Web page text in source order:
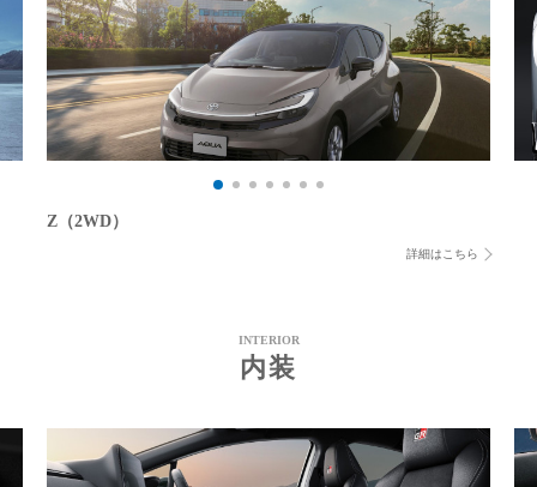
Z（2WD）
詳細はこちら
INTERIOR
内装